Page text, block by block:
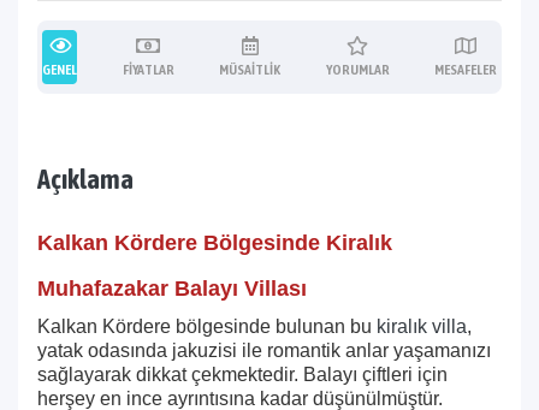
GENEL FIYATLAR MÜSAITLIK YORUMLAR MESAFELER
Açıklama
Kalkan Kördere Bölgesinde Kiralık
Muhafazakar Balayı Villası
Kalkan Kördere bölgesinde bulunan bu kiralık villa,
yatak odasında jakuzisi ile romantik anlar yaşamanızı
sağlayarak dikkat çekmektedir. Balayı çiftleri için
herşey en ince ayrıntısına kadar düşünülmüştür.